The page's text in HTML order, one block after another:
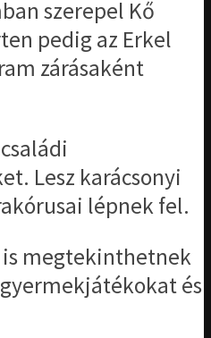
szerepel Kő
pedig az Erkel
zárásaként
Lesz karácsonyi
lépnek fel.
is megtekinthetnek
és